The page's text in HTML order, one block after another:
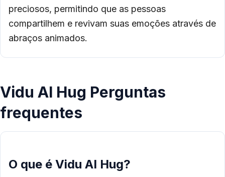
preciosos, permitindo que as pessoas
compartilhem e revivam suas emoções através de
abraços animados.
Vidu AI Hug Perguntas
frequentes
O que é Vidu AI Hug?